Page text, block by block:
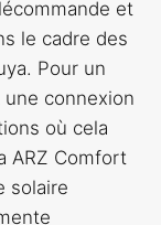
et
le cadre des
Pour un
connexion
où cela
ARZ Comfort
solaire